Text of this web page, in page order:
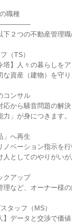
職種
２つの不動産管理
（TS）
塔】人々の暮らしを
な資産（建物）を守
コンサル
応から騒音問題の解
」が身につきます。
」へ再生
ノベーション指示を
としてのやりがいが
クアップ
理など、オーナー様
タッフ（MS）
】データと交渉で価